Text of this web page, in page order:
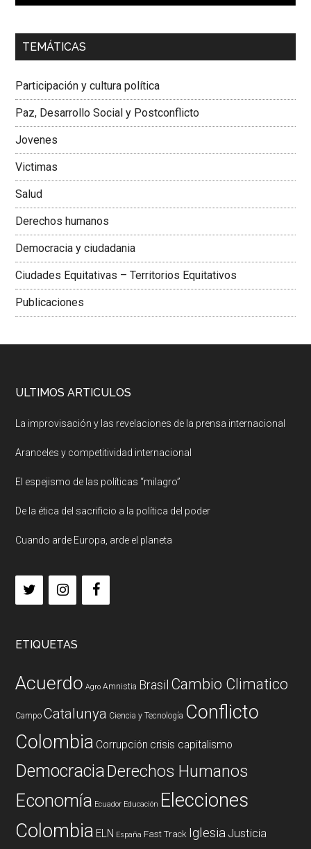
00:00 01:04
Dra. Carolina Corcho Mejía,Presidenta Corporación
Colombiana
TEMÁTICAS
Participación y cultura política
Paz, Desarrollo Social y Postconflicto
Jovenes
Victimas
Salud
Derechos humanos
Democracia y ciudadania
Ciudades Equitativas – Territorios Equitativos
Publicaciones
ULTIMOS ARTICULOS
La improvisación y las revelaciones de la prensa internacional
Aranceles y competitividad internacional
El espejismo de las políticas “milagro”
De la ética del sacrificio a la política del poder
Cuando arde Europa, arde el planeta
ETIQUETAS
Acuerdo Agro Amnistia Brasil Cambio Climatico
Campo Catalunya Ciencia y Tecnología Conflicto
Colombia Corrupción crisis capitalismo
DemocraciaDerechos Humanos
Economía Ecuador Educación Elecciones
Colombia ELN España Fast Track Iglesia Justicia